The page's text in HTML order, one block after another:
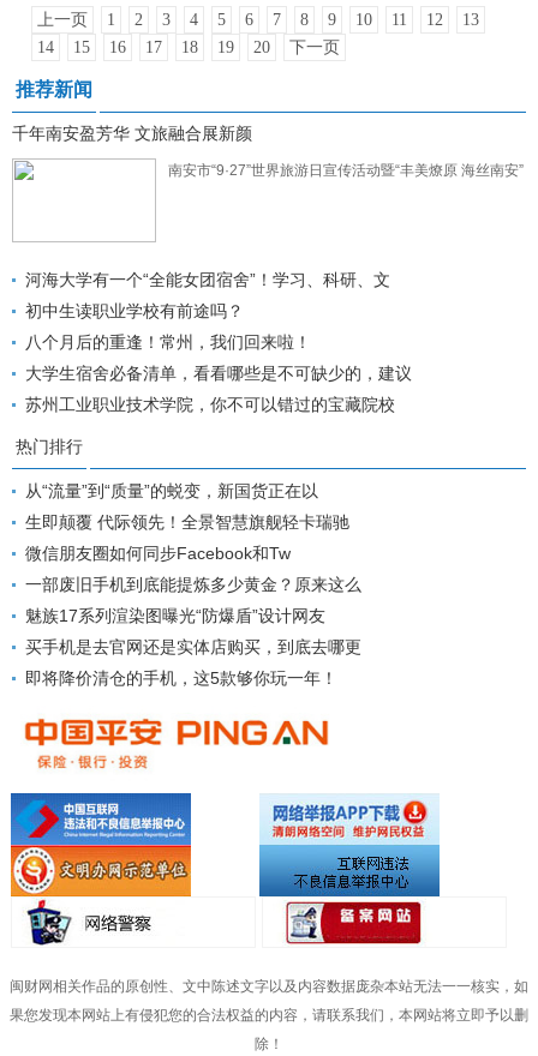
上一页 1 2 3 4 5 6 7 8 9 10 11 12
13
14
15 16 17 18 19 20 下一页
推荐新闻
千年南安盈芳华 文旅融合展新颜
南安市“9·27”世界旅游日宣传活动暨“丰美燎原 海丝南安”
河海大学有一个“全能女团宿舍”！学习、科研、文
初中生读职业学校有前途吗？
八个月后的重逢！常州，我们回来啦！
大学生宿舍必备清单，看看哪些是不可缺少的，建议
苏州工业职业技术学院，你不可以错过的宝藏院校
热门排行
从“流量”到“质量”的蜕变，新国货正在以
生即颠覆 代际领先！全景智慧旗舰轻卡瑞驰
微信朋友圈如何同步Facebook和Tw
一部废旧手机到底能提炼多少黄金？原来这么
魅族17系列渲染图曝光“防爆盾”设计网友
买手机是去官网还是实体店购买，到底去哪更
即将降价清仓的手机，这5款够你玩一年！
闽财网相关作品的原创性、文中陈述文字以及内容数据庞杂本站无法一一核实，如
果您发现本网站上有侵犯您的合法权益的内容，请联系我们，本网站将立即予以删
除！